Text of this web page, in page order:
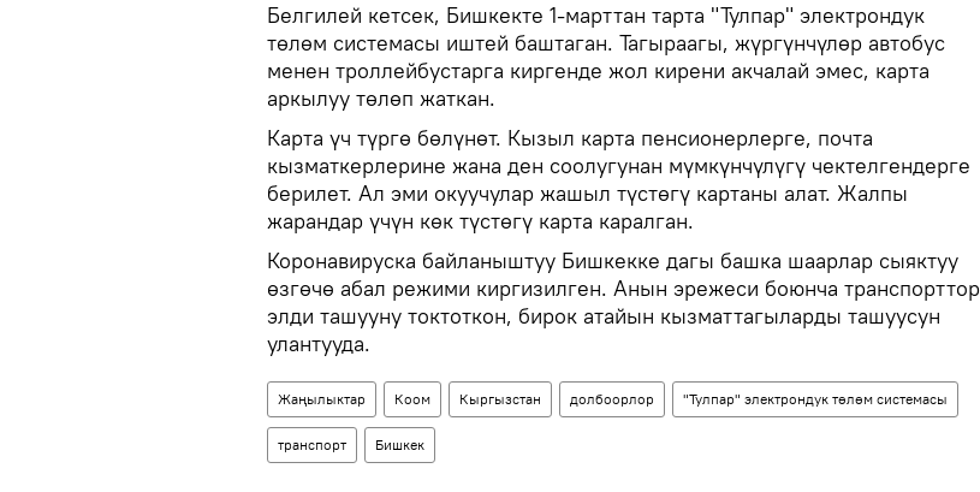
Белгилей кетсек, Бишкекте 1-марттан тарта "Тулпар" электрондук
төлөм системасы иштей баштаган. Тагыраагы, жүргүнчүлөр автобус
менен троллейбустарга киргенде жол кирени акчалай эмес, карта
аркылуу төлөп жаткан.
Карта үч түргө бөлүнөт. Кызыл карта пенсионерлерге, почта
кызматкерлерине жана ден соолугунан мүмкүнчүлүгү чектелгендерге
берилет. Ал эми окуучулар жашыл түстөгү картаны алат. Жалпы
жарандар үчүн көк түстөгү карта каралган.
Коронавируска байланыштуу Бишкекке дагы башка шаарлар сыяктуу
өзгөчө абал режими киргизилген. Анын эрежеси боюнча транспорттор
элди ташууну токтоткон, бирок атайын кызматтагыларды ташуусун
улантууда.
Жаңылыктар Коом Кыргызстан долбоорлор "Тулпар" электрондук төлөм системасы
транспорт Бишкек